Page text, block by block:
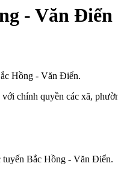
- Văn Điển
Hồng - Văn Điển.
chính quyền các xã,
tuyến Bắc Hồng - Văn Điển.